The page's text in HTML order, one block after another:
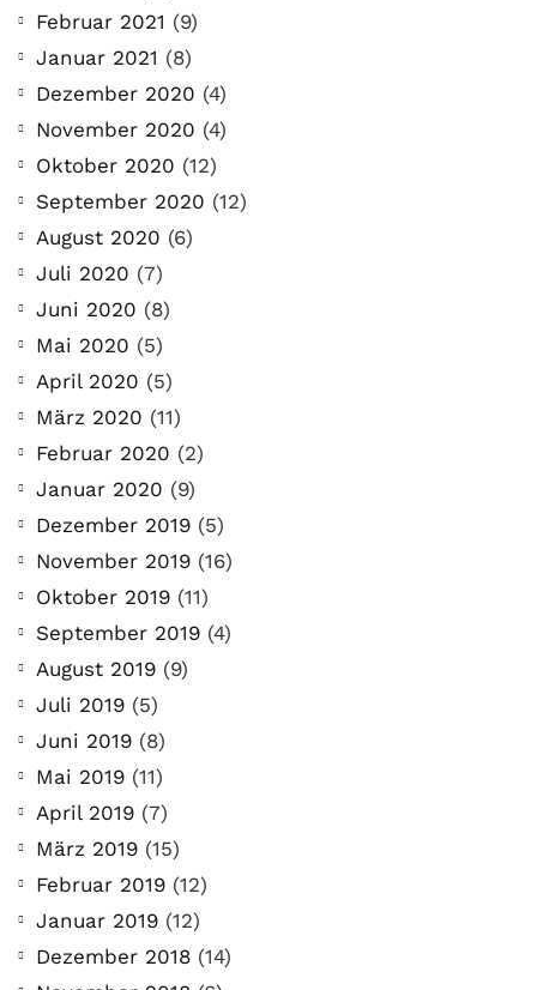
Februar 2021 (9)
Januar 2021 (8)
Dezember 2020 (4)
November 2020 (4)
Oktober 2020 (12)
September 2020 (12)
August 2020 (6)
Juli 2020 (7)
Juni 2020 (8)
Mai 2020 (5)
April 2020 (5)
März 2020 (11)
Februar 2020 (2)
Januar 2020 (9)
Dezember 2019 (5)
November 2019 (16)
Oktober 2019 (11)
September 2019 (4)
August 2019 (9)
Juli 2019 (5)
Juni 2019 (8)
Mai 2019 (11)
April 2019 (7)
März 2019 (15)
Februar 2019 (12)
Januar 2019 (12)
Dezember 2018 (14)